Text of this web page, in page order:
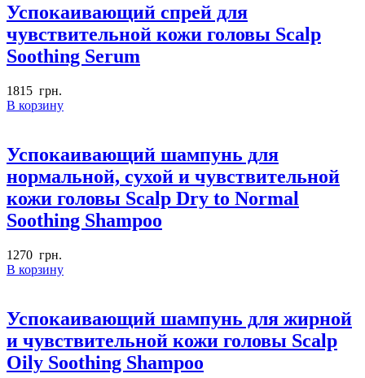
Успокаивающий спрей для
чувствительной кожи головы Scalp
Soothing Serum
1815 грн.
В корзину
Успокаивающий шампунь для
нормальной, сухой и чувствительной
кожи головы Scalp Dry to Normal
Soothing Shampoo
1270 грн.
В корзину
Успокаивающий шампунь для жирной
и чувствительной кожи головы Scalp
Oily Soothing Shampoo